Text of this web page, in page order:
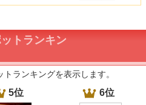
トランキン
ランキングを表示します。
5位 6位